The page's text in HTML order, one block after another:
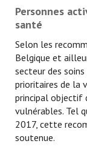
Personnes
santé
Selon les
Belgique et
secteur des
prioritaires de la
principal objectif
vulnérables. Tel
2017, cette
soutenue.